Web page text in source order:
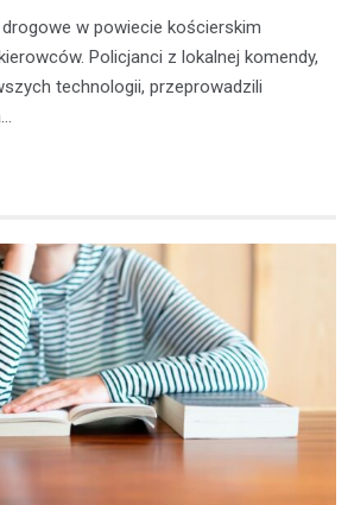
w powiecie kościerskim
Policjanci z lokalnej komendy,
technologii, przeprowadzili